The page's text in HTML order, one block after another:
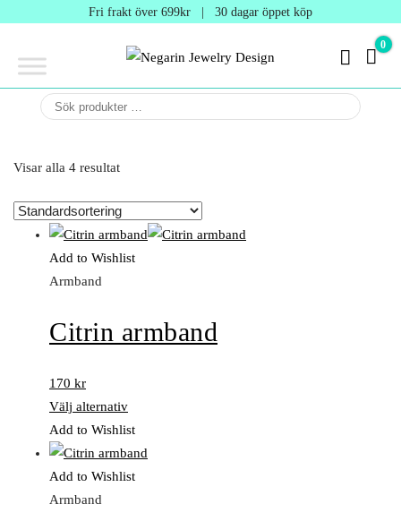
Design
Fri frakt över 699kr | 30 dagar öppet köp
NEGARIN
0 kr
0
Visar alla 4 resultat
Add to Wishlist
Armband
Citrin armband
170 kr
Välj alternativ
Add to Wishlist
Add to Wishlist
Armband